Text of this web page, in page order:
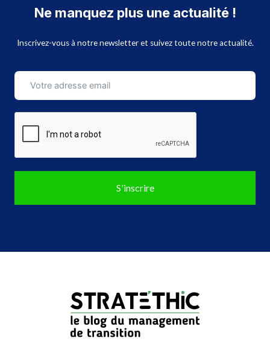
Ne manquez plus une actualité !
Inscrivez-vous à notre newsletter et suivez toute notre actualité.
S'inscrire